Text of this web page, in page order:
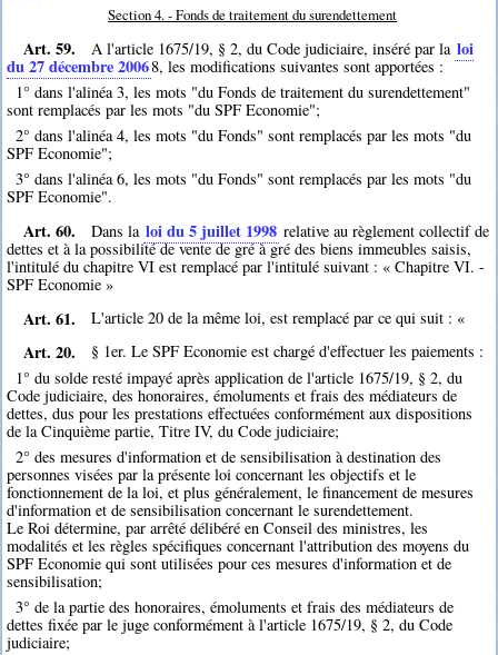
Section 4. - Fonds de traitement du surendettement
Art. 59. A l'article 1675/19, § 2, du Code judiciaire, inséré par la loi
du 27 décembre 20068, les modifications suivantes sont apportées :
1° dans l'alinéa 3, les mots "du Fonds de traitement du surendettement"
sont remplacés par les mots "du SPF Economie";
2° dans l'alinéa 4, les mots "du Fonds" sont remplacés par les mots "du
SPF Economie";
3° dans l'alinéa 6, les mots "du Fonds" sont remplacés par les mots "du
SPF Economie".
Art. 60. Dans la loi du 5 juillet 1998 relative au règlement collectif de
dettes et à la possibilité de vente de gré à gré des biens immeubles saisis,
l'intitulé du chapitre VI est remplacé par l'intitulé suivant : « Chapitre VI. -
SPF Economie »
Art. 61. L'article 20 de la même loi, est remplacé par ce qui suit : «
Art. 20.
§ 1er. Le SPF Economie est chargé d'effectuer les paiements :
1° du solde resté impayé après application de l'article 1675/19, § 2, du
Code judiciaire, des honoraires, émoluments et frais des médiateurs de
dettes, dus pour les prestations effectuées conformément aux dispositions
de la Cinquième partie, Titre IV, du Code judiciaire;
2° des mesures d'information et de sensibilisation à destination des
personnes visées par la présente loi concernant les objectifs et le
fonctionnement de la loi, et plus généralement, le financement de mesures
d'information et de sensibilisation concernant le surendettement.
Le Roi détermine, par arrêté délibéré en Conseil des ministres, les
modalités et les règles spécifiques concernant l'attribution des moyens du
SPF Economie qui sont utilisées pour ces mesures d'information et de
sensibilisation;
3° de la partie des honoraires, émoluments et frais des médiateurs de
dettes fixée par le juge conformément à l'article 1675/19, § 2, du Code
judiciaire;